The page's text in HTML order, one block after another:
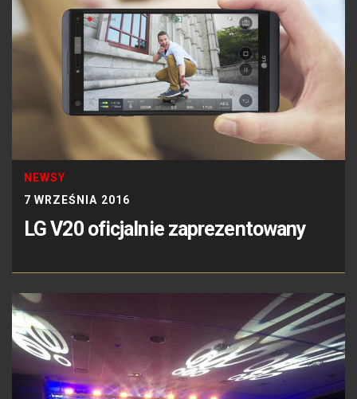
NEWSY
7 WRZEŚNIA 2016
LG V20 oficjalnie zaprezentowany